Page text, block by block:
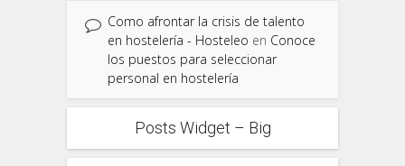
Como afrontar la crisis de talento
en hostelería - Hosteleo en Conoce
los puestos para seleccionar
personal en hostelería
Posts Widget – Big